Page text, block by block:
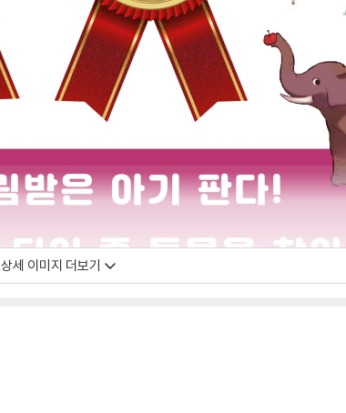
상세 이미지 더보기